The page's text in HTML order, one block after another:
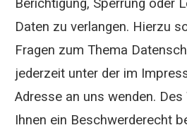
Berichtigung, Sperrung oder
Daten zu verlangen. Hierzu
Fragen zum Thema
jederzeit unter der im
Adresse an uns wenden.
Ihnen ein Beschwerderecht